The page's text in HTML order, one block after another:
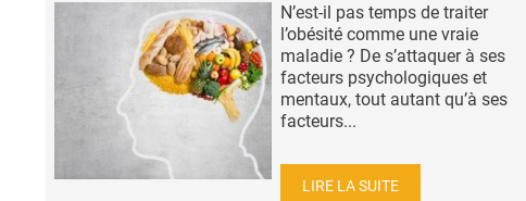
N’est-il pas temps de traiter
l’obésité comme une vraie
maladie ? De s’attaquer à ses
facteurs psychologiques et
mentaux, tout autant qu’à ses
facteurs...
LIRE LA SUITE